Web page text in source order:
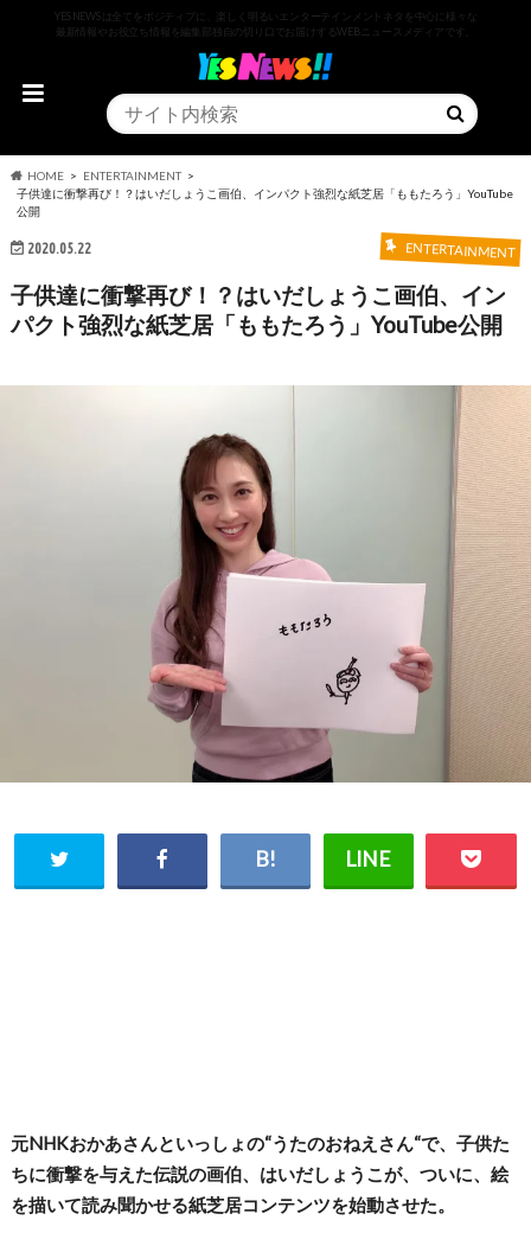
YESNEWSは全てをポジティブに、楽しく明るいエンターテインメントネタを中心に様々な
最新情報やお役立ち情報を編集部独自の切り口でお届けするWEBニュースメディアです。
HOME
ENTERTAINMENT
子供達に衝撃再び！？はいだしょうこ画伯、インパクト強烈な紙芝居「ももたろう」YouTube
公開
2020.05.22 ENTERTAINMENT
子供達に衝撃再び！？はいだしょうこ画伯、イン
パクト強烈な紙芝居「ももたろう」YouTube公開
元NHKおかあさんといっしょの“うたのおねえさん“で、子供た
ちに衝撃を与えた伝説の画伯、はいだしょうこが、ついに、絵
を描いて読み聞かせる紙芝居コンテンツを始動させた。